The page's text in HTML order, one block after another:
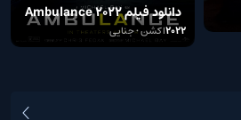
دانلود فیلم Ambulance 2022
2022اکشن • جنایی